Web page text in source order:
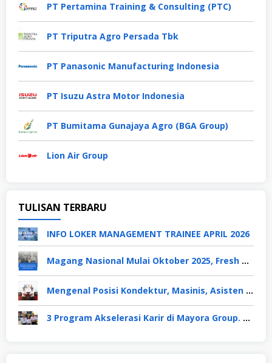
PT Pertamina Training & Consulting (PTC)
PT Triputra Agro Persada Tbk
PT Panasonic Manufacturing Indonesia
PT Isuzu Astra Motor Indonesia
PT Bumitama Gunajaya Agro (BGA Group)
Lion Air Group
TULISAN TERBARU
INFO LOKER MANAGEMENT TRAINEE APRIL 2026
Magang Nasional Mulai Oktober 2025, Fresh Graduate Dapat Gaji UMP Selama 6 Bulan
Mengenal Posisi Kondektur, Masinis, Asisten PPKA, Pemeliharaan Sarana dan Prasarana, Polsuska (Polisi Khusus Kereta Api), di PT KAI
3 Program Akselerasi Karir di Mayora Group. Apa Saja? Berikut Penjelasannya